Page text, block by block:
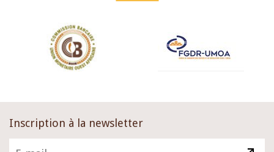
Inscription à la newsletter